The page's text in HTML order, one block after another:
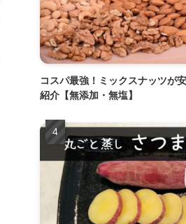
コスパ最強！ミックスナッツが
紹介【無添加・無塩】